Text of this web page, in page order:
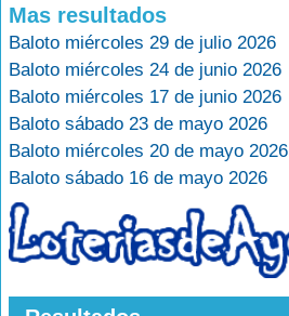
Mas resultados
Baloto miércoles 29 de julio 2026
Baloto miércoles 24 de junio 2026
Baloto miércoles 17 de junio 2026
Baloto sábado 23 de mayo 2026
Baloto miércoles 20 de mayo 2026
Baloto sábado 16 de mayo 2026